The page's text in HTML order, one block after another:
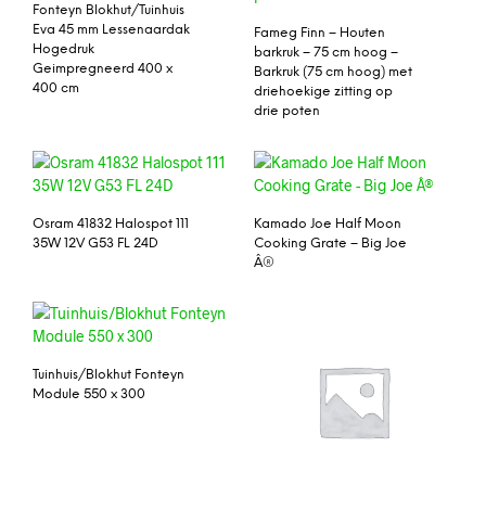
Fonteyn Blokhut/Tuinhuis
Eva 45 mm Lessenaardak
Hogedruk
Geimpregneerd 400 x
400 cm
Fameg Finn – Houten
barkruk – 75 cm hoog –
Barkruk (75 cm hoog) met
driehoekige zitting op
drie poten
Osram 41832 Halospot 111
35W 12V G53 FL 24D
Kamado Joe Half Moon
Cooking Grate – Big Joe
Â®
Tuinhuis/Blokhut Fonteyn
Module 550 x 300